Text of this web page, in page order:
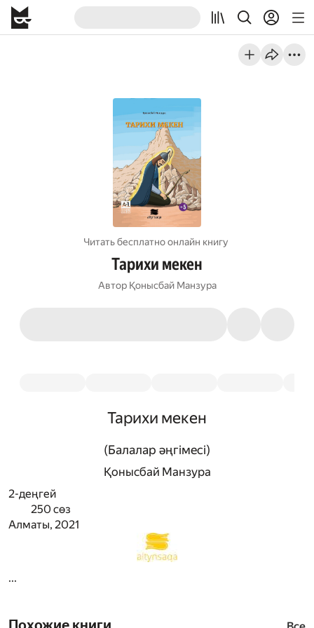
Читать бесплатно онлайн книгу
Тарихи мекен
Автор Қонысбай Манзура
Тарихи мекен
(Балалар әңгімесі)
Қонысбай Манзура
2-деңгей
250 сөз
Алматы, 2021
...